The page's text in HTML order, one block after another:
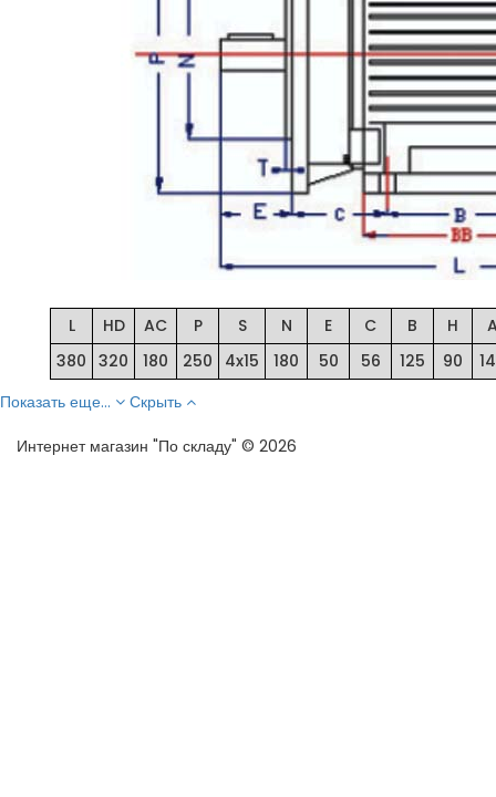
L HD AC P S N E C B H
380 320 180 250 4x15 180 50 56 125 90
Показать еще...
Скрыть
Интернет магазин "По складу" © 2026